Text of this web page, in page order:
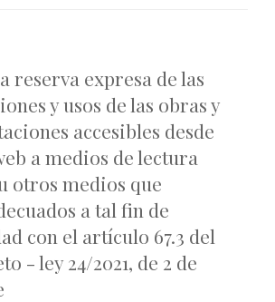
reserva expresa de las
y usos de las obras y
accesibles desde
a medios de lectura
otros medios que
a tal fin de
con el artículo 67.3 del
- ley 24/2021, de 2 de